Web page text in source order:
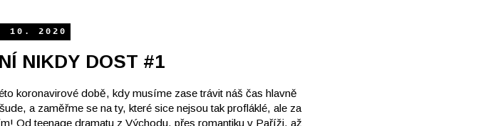
10. 2020
NIKDY DOST #1
koronavirové době, kdy musíme zase trávit náš čas hlavně
a zaměřme se na ty, které sice nejsou tak profláklé, ale za
Od teenage dramatu z Východu, přes romantiku v Paříži, až